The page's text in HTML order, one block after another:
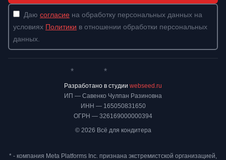
Даю согласие на обработку персональных данных на
условиях Политики в отношении обработки персональных
данных.
ИП — Савенко Чулпан Разиновна
ИНН — 165050831650
ОГРН — 326169000000394
© 2026 Всё для кондитера
* *
Разработано в студии webseed.ru
* - компания Meta Platforms Inc. признана экстремистской организацией,